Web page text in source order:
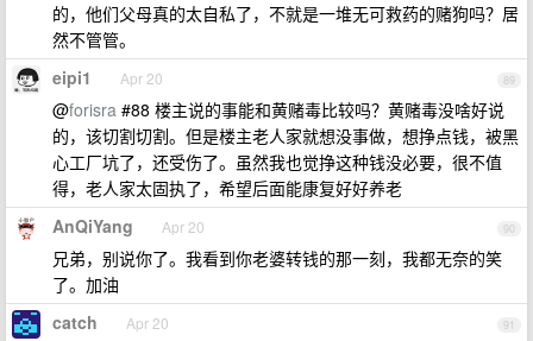
的，他们父母真的太自私了，不就是一堆无可救药的赌狗吗？居
然不管管。
89
eipi1 Apr 20
@forisra #88 楼主说的事能和黄赌毒比较吗？黄赌毒没啥好说
的，该切割切割。但是楼主老人家就想没事做，想挣点钱，被黑
心工厂坑了，还受伤了。虽然我也觉挣这种钱没必要，很不值
得，老人家太固执了，希望后面能康复好好养老
90
AnQiYang Apr 20
兄弟，别说你了。我看到你老婆转钱的那一刻，我都无奈的笑
了。加油
91
catch Apr 20